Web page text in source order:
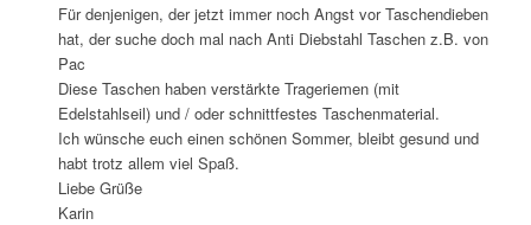
Für denjenigen, der jetzt immer noch Angst vor Taschendieben
hat, der suche doch mal nach Anti Diebstahl Taschen z.B. von
Pac
Diese Taschen haben verstärkte Trageriemen (mit
Edelstahlseil) und / oder schnittfestes Taschenmaterial.
Ich wünsche euch einen schönen Sommer, bleibt gesund und
habt trotz allem viel Spaß.
Liebe Grüße
Karin